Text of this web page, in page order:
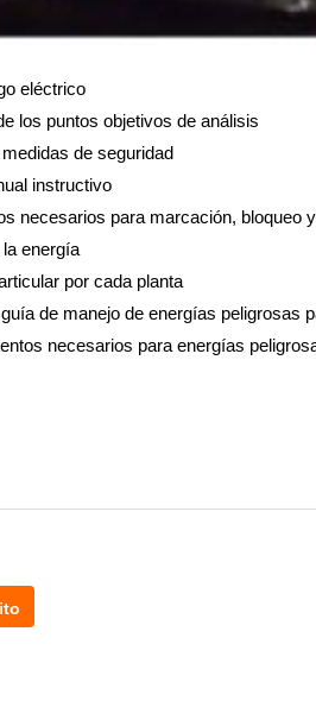
eléctrico
los puntos objetivos de análisis
de seguridad
instructivo
necesarios para marcación, bloqueo
energía
por cada planta
de manejo de energías peligrosas
necesarios para energías